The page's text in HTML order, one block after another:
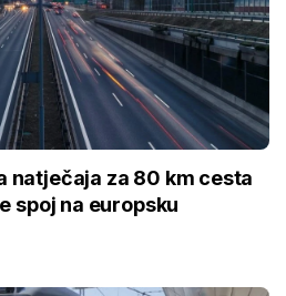
natječaja za 80 km cesta
spoj na europsku